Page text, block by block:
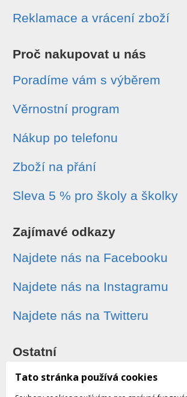
Reklamace a vrácení zboží
Proč nakupovat u nás
Poradíme vám s výběrem
Věrnostní program
Nákup po telefonu
Zboží na přání
Sleva 5 % pro školy a školky
Zajímavé odkazy
Najdete nás na Facebooku
Najdete nás na Instagramu
Najdete nás na Twitteru
Ostatní
Sledování zásilek
Tato stránka používá cookies